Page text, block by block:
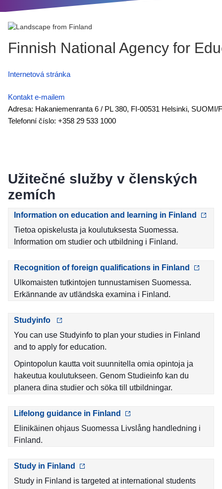
Finnish National Agency for
Internetová stránka
Kontakt e-mailem
Adresa: Hakaniemenranta 6 / PL 380, FI-00531 Helsinki, SUOMI/
Telefonní číslo: +358 29 533 1000
Užitečné služby v členských
zemích
Information on education and learning in Finland
Tietoa opiskelusta ja koulutuksesta Suomessa.
Information om studier och utbildning i Finland.
Recognition of foreign qualifications in Finland
Ulkomaisten tutkintojen tunnustamisen Suomessa.
Erkännande av utländska examina i Finland.
Studyinfo
You can use Studyinfo to plan your studies in Finland
and to apply for education.
Opintopolun kautta voit suunnitella omia opintoja ja
hakeutua koulutukseen. Genom Studieinfo kan du
planera dina studier och söka till utbildningar.
Lifelong guidance in Finland
Elinikäinen ohjaus Suomessa Livslång handledning i
Finland.
Study in Finland
Study in Finland is targeted at international students